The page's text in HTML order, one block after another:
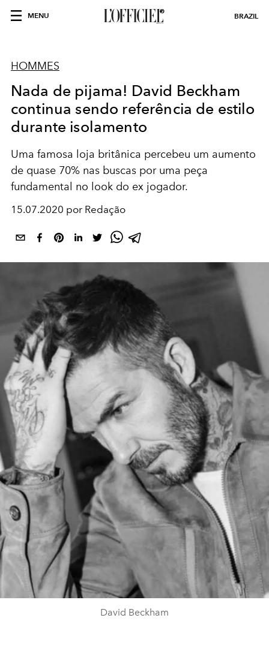
MENU BRAZIL
HOMMES
Nada de pijama! David Beckham
continua sendo referência de estilo
durante isolamento
Uma famosa loja britânica percebeu um aumento
de quase 70% nas buscas por uma peça
fundamental no look do ex jogador.
15.07.2020 por Redação
David Beckham